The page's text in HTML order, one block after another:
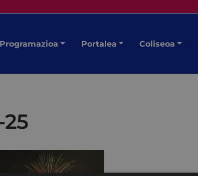
Programazioa Portalea Coliseoa